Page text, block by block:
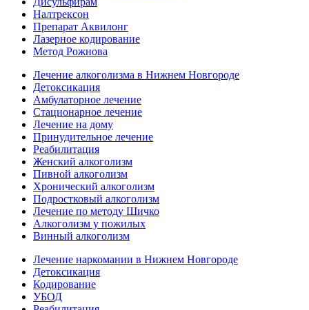
Налтрексон
Препарат Аквилонг
Лазерное кодирование
Метод Рожнова
Лечение алкоголизма в Нижнем Новгороде
Детоксикация
Амбулаторное лечение
Стационарное лечение
Лечение на дому
Принудительное лечение
Реабилитация
Женский алкоголизм
Пивной алкоголизм
Хронический алкоголизм
Подростковый алкоголизм
Лечение по методу Шичко
Алкоголизм у пожилых
Винный алкоголизм
Лечение наркомании в Нижнем Новгороде
Детоксикация
Кодирование
УБОД